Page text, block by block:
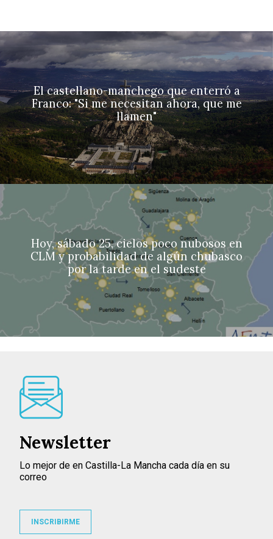
El castellano-manchego que enterró a
Franco: "Si me necesitan ahora, que me
llamen"
Hoy, sábado 25, cielos poco nubosos en
CLM y probabilidad de algún chubasco
por la tarde en el sudeste
Newsletter
Lo mejor de en Castilla-La Mancha cada día en su
correo
INSCRIBIRME